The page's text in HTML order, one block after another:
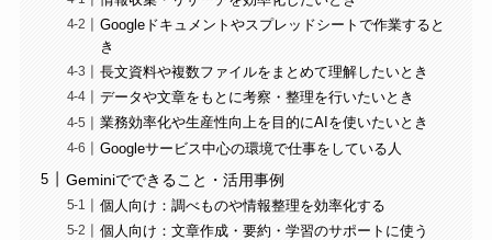
Googleドキュメントやスプレッドシートで作業すると
き
長文資料や複数ファイルをまとめて理解したいとき
データや文章をもとに考察・整理を行いたいとき
業務効率化や生産性向上を目的にAIを使いたいとき
Googleサービス中心の環境で仕事をしている人
Geminiでできること・活用事例
個人向け：調べものや情報整理を効率化する
個人向け：文章作成・要約・学習のサポートに使う